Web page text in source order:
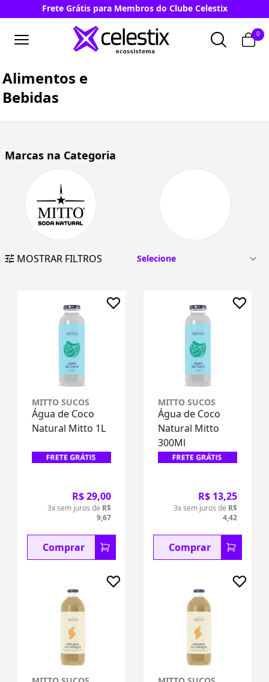
Frete Grátis para Membros do Clube Celestix
0
Alimentos e
Bebidas
Marcas na Categoria
MOSTRAR FILTROS
MITTO SUCOS
Água de Coco
Natural Mitto 1L
R$ 29,00
3x sem juros de R$
9,67
Comprar
MITTO SUCOS
Água de Coco
Natural Mitto
300Ml
R$ 13,25
3x sem juros de R$
4,42
Comprar